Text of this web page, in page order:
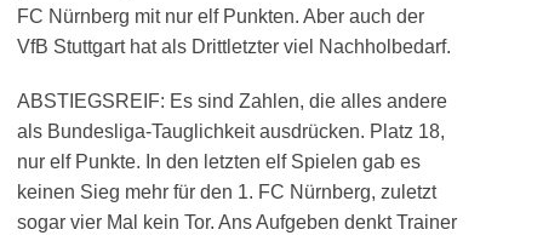
FC Nürnberg mit nur elf Punkten. Aber auch der
VfB Stuttgart hat als Drittletzter viel Nachholbedarf.
ABSTIEGSREIF: Es sind Zahlen, die alles andere
als Bundesliga-Tauglichkeit ausdrücken. Platz 18,
nur elf Punkte. In den letzten elf Spielen gab es
keinen Sieg mehr für den 1. FC Nürnberg, zuletzt
sogar vier Mal kein Tor. Ans Aufgeben denkt Trainer